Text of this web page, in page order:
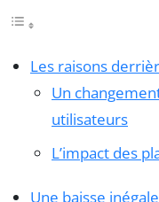
Les raisons
Un
utilisateurs
L’impact des
Une baisse